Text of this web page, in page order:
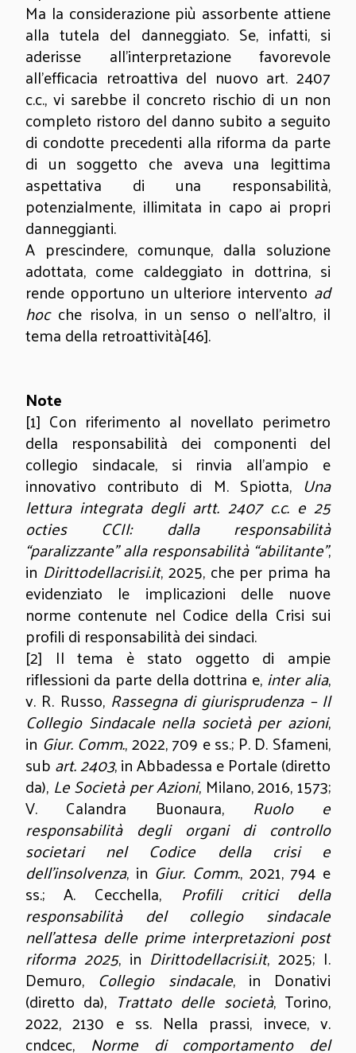
Ma la considerazione più assorbente attiene
alla tutela del danneggiato. Se, infatti, si
aderisse all’interpretazione favorevole
all’efficacia retroattiva del nuovo art. 2407
c.c., vi sarebbe il concreto rischio di un non
completo ristoro del danno subito a seguito
di condotte precedenti alla riforma da parte
di un soggetto che aveva una legittima
aspettativa di una responsabilità,
potenzialmente, illimitata in capo ai propri
danneggianti.
A prescindere, comunque, dalla soluzione
adottata, come caldeggiato in dottrina, si
rende opportuno un ulteriore intervento ad
hocche risolva, in un senso o nell’altro, il
tema della retroattività[46].
Note
[1] Con riferimento al novellato perimetro
della responsabilità dei componenti del
collegio sindacale, si rinvia all’ampio e
innovativo contributo di M. Spiotta, Una
lettura integrata degli artt. 2407 c.c. e 25
octies CCII: dalla responsabilità
“paralizzante” alla responsabilità “abilitante”,
in Dirittodellacrisi.it, 2025, che per prima ha
evidenziato le implicazioni delle nuove
norme contenute nel Codice della Crisi sui
profili di responsabilità dei sindaci.
[2] Il tema è stato oggetto di ampie
riflessioni da parte della dottrina e,inter alia,
v. R. Russo, Rassegna di giurisprudenza – Il
Collegio Sindacale nella società per azioni,
in Giur. Comm., 2022, 709 e ss.; P. D. Sfameni,
subart. 2403, in Abbadessa e Portale (diretto
da), Le Società per Azioni, Milano, 2016, 1573;
V. Calandra Buonaura, Ruolo e
responsabilità degli organi di controllo
societari nel Codice della crisi e
dell’insolvenza, in Giur. Comm., 2021, 794 e
ss.; A. Cecchella, Profili critici della
responsabilità del collegio sindacale
nell’attesa delle prime interpretazioni post
riforma 2025, in Dirittodellacrisi.it, 2025; I.
Demuro, Collegio sindacale, in Donativi
(diretto da), Trattato delle società, Torino,
2022, 2130 e ss. Nella prassi, invece, v.
cndcec, Norme di comportamento del